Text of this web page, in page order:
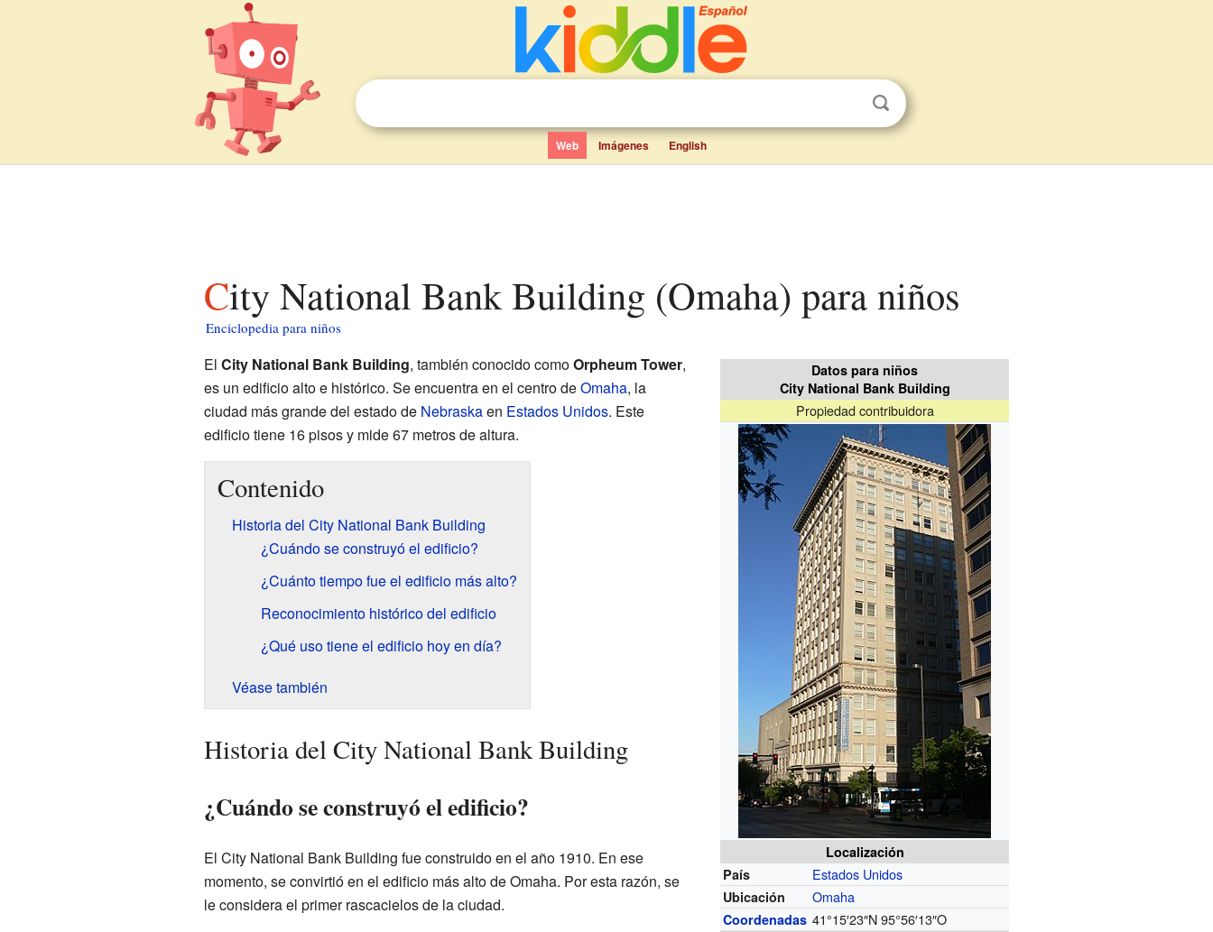
Web Imágenes English
City National Bank Building (Omaha) para niños
Enciclopedia para niños
Datos para niños
City National Bank Building
Propiedad contribuidora
Localización
País
Estados Unidos
Ubicación Omaha
Coordenadas 41°15′23″N 95°56′13″O
El City National Bank Building, también conocido comoOrpheum Tower,
es un edificio alto e histórico. Se encuentra en el centro deOmaha, la
ciudad más grande del estado de Nebraskaen Estados Unidos. Este
edificio tiene 16 pisos y mide 67 metros de altura.
Contenido
Historia del City National Bank Building
¿Cuándo se construyó el edificio?
¿Cuánto tiempo fue el edificio más alto?
Reconocimiento histórico del edificio
¿Qué uso tiene el edificio hoy en día?
Véase también
Historia del City National Bank Building
¿Cuándo se construyó el edificio?
El City National Bank Building fue construido en el año 1910. En ese
momento, se convirtió en el edificio más alto de Omaha. Por esta razón, se
le considera el primer rascacielos de la ciudad.